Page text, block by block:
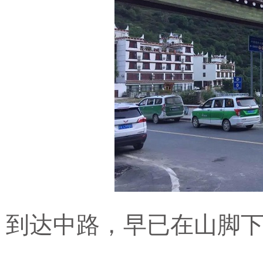
到达中路，早已在山脚